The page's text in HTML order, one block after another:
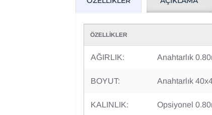
ÖZELLİKLER
AĞIRLIK: Anahtarlık
BOYUT: Anahtarlık
KALINLIK: Opsiyonel